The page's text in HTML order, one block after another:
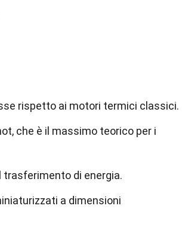
rispetto ai motori termici classici.
che è il massimo teorico per i
di energia.
a dimensioni